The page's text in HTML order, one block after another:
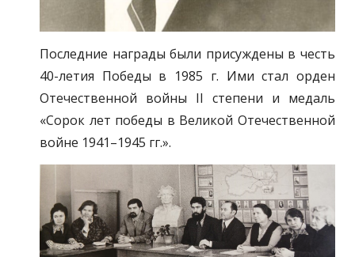
Последние награды были присуждены в честь
40-летия Победы в 1985 г. Ими стал орден
Отечественной войны II степени и медаль
«Сорок лет победы в Великой Отечественной
войне 1941–1945 гг.».